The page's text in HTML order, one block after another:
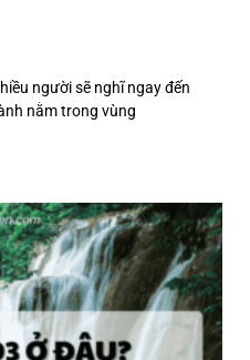
người sẽ nghĩ ngay đến
nằm trong vùng